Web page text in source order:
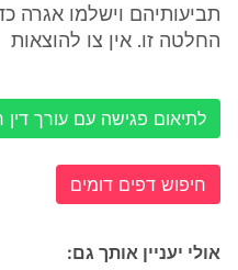
החלטה זו. אין צו להוצאות
לתיאום פגישה עם עורך דין חייגו 077-
חיפוש דפים דומים
אולי יעניין אותך גם: